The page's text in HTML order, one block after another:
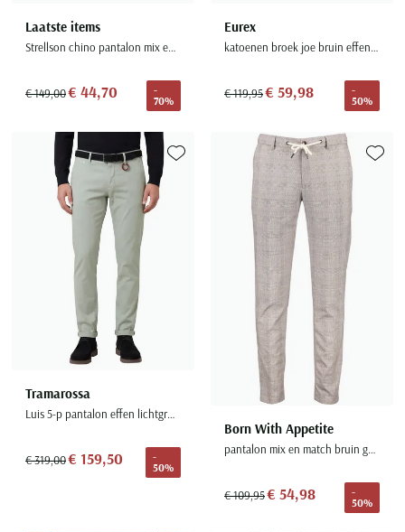
Laatste items
Strellson chino pantalon mix en match beige effen normale fit
€ 149,00€ 44,70
-
70%
Eurex
katoenen broek joe bruin effen katoen
€ 119,95€ 59,98
-
50%
Tramarossa
Luis 5-p pantalon effen lichtgroen slim fit
€ 319,00€ 159,50
-
50%
Toevoegen aan favorieten
Born With Appetite
pantalon mix en match bruin geruit
€ 109,95€ 54,98
-
50%